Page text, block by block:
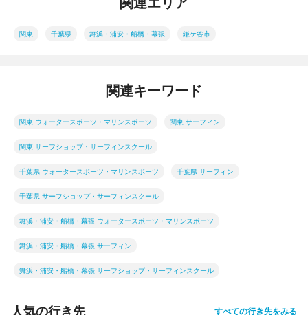
関東 千葉県 舞浜・浦安・船橋・幕張 鎌ケ谷市
関連キーワード
関東 ウォータースポーツ・マリンスポーツ 関東 サーフィン
関東 サーフショップ・サーフィンスクール
千葉県 ウォータースポーツ・マリンスポーツ 千葉県 サーフィン
千葉県 サーフショップ・サーフィンスクール
舞浜・浦安・船橋・幕張 ウォータースポーツ・マリンスポーツ
舞浜・浦安・船橋・幕張 サーフィン
舞浜・浦安・船橋・幕張 サーフショップ・サーフィンスクール
人気の行き先 すべての行き先をみる